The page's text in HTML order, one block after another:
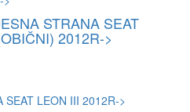
STRANA SEAT
2012R->